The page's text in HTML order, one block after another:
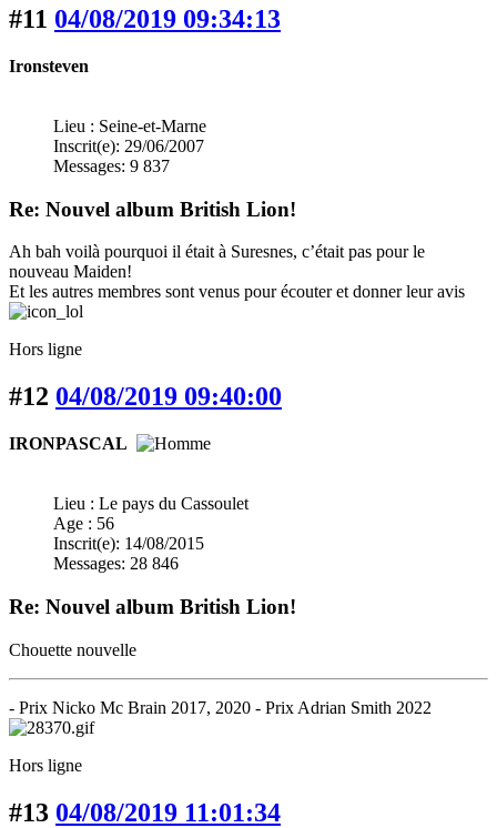
#11 04/08/2019 09:34:13
Ironsteven
Lieu : Seine-et-Marne
Inscrit(e): 29/06/2007
Messages: 9 837
Re: Nouvel album British Lion!
Ah bah voilà pourquoi il était à Suresnes, c’était pas pour le
nouveau Maiden!
Et les autres membres sont venus pour écouter et donner leur avis
Hors ligne
#12 04/08/2019 09:40:00
IRONPASCAL
Lieu : Le pays du Cassoulet
Age : 56
Inscrit(e): 14/08/2015
Messages: 28 846
Re: Nouvel album British Lion!
Chouette nouvelle
- Prix Nicko Mc Brain 2017, 2020 - Prix Adrian Smith 2022
Hors ligne
#13 04/08/2019 11:01:34